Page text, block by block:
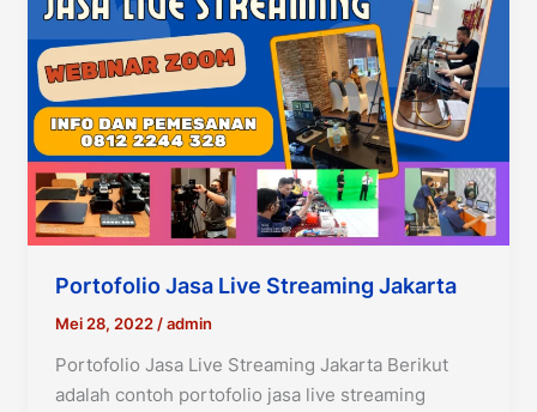
Portofolio Jasa Live Streaming Jakarta
Mei 28, 2022 /admin
Portofolio Jasa Live Streaming Jakarta Berikut
adalah contoh portofolio jasa live streaming